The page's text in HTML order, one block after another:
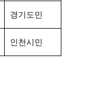
경기도민
인천시민